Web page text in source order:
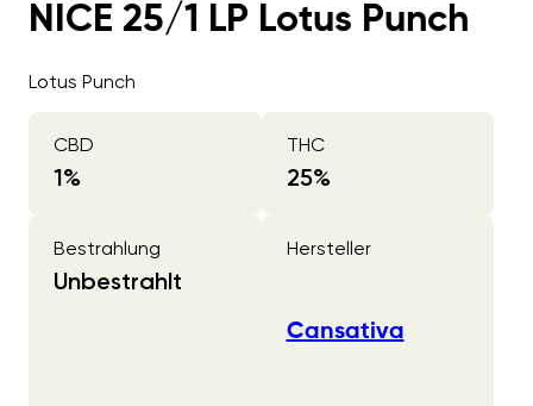
NICE 25/1 LP Lotus Punch
Lotus Punch
CBD
1%
THC
25%
Bestrahlung
Unbestrahlt
Hersteller
Cansativa